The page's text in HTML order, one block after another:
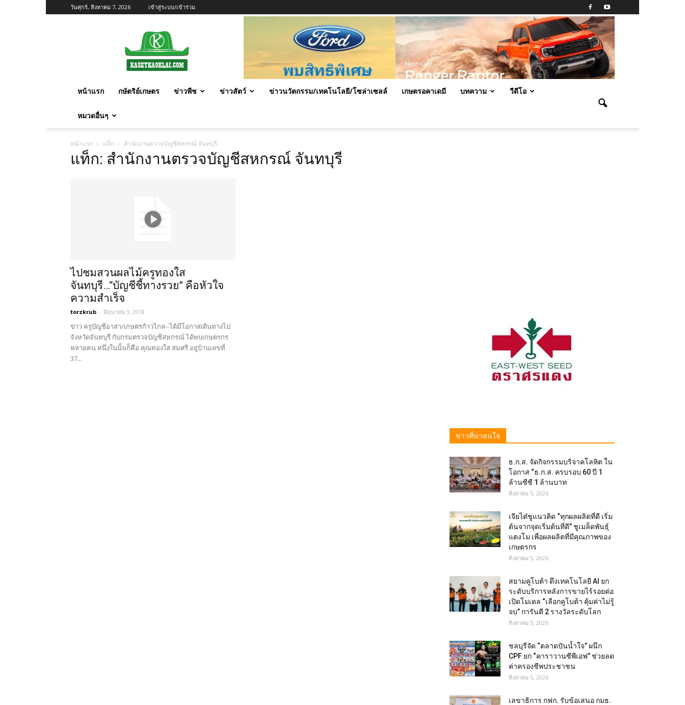
วันศุกร์, สิงหาคม 7, 2026 เข้าสู่ระบบ/เข้าร่วม
หน้าแรก กษัตริย์เกษตร ข่าวพืช ข่าวสัตว์ ข่าวนวัตกรรม/เทคโนโลยี/โซล่าเซลล์ เกษตรอคาเดมี บทความ วีดีโอ
หมวดอื่นๆ
หน้าแรก แท็ก สำนักงานตรวจบัญชีสหกรณ์ จันทบุรี
แท็ก: สำนักงานตรวจบัญชีสหกรณ์ จันทบุรี
ไปชมสวนผลไม้ครูทองใส
จันทบุรี…“บัญชีชี้ทางรวย” คือหัวใจ
ความสำเร็จ
torzkrub - มิถุนายน 3, 2018
ข่าว ครูบัญชีอาสา/เกษตรก้าวไกล--ได้มีโอกาสเดินทางไป
จังหวัดจันทบุรี กับกรมตรวจบัญชีสหกรณ์ ได้พบเกษตรกร
หลายคน หนึ่งในนั้นก็คือ คุณทองใส สมศรี อยู่บ้านเลขที่
37...
ข่าวที่น่าสนใจ
ธ.ก.ส. จัดกิจกรรมบริจาคโลหิต ใน
โอกาส “ธ.ก.ส. ครบรอบ 60 ปี 1
ล้านซีซี 1 ล้านบาท
สิงหาคม 5, 2026
เจียไต๋ชูแนวคิด “ทุกผลผลิตที่ดี เริ่ม
ต้นจากจุดเริ่มต้นที่ดี” ชูเมล็ดพันธุ์
แตงโม เพื่อผลผลิตที่มีคุณภาพของ
เกษตรกร
สิงหาคม 5, 2026
สยามคูโบต้า ดึงเทคโนโลยี AI ยก
ระดับบริการหลังการขายไร้รอยต่อ
เปิดโมเดล “เลือกคูโบต้า คุ้มค่าไม่รู้
จบ” การันตี 2 รางวัลระดับโลก
สิงหาคม 5, 2026
ชลบุรีจัด “ตลาดปันน้ำใจ” ผนึก
CPF ยก “คาราวานซีพีเอฟ” ช่วยลด
ค่าครองชีพประชาชน
สิงหาคม 5, 2026
เลขาธิการ กฟก. รับข้อเสนอ กมธ.